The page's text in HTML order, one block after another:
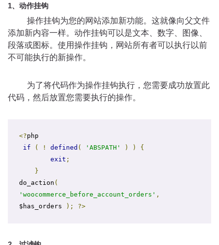
1、动作挂钩
操作挂钩为您的网站添加新功能。这就像向父文件
添加新内容一样。动作挂钩可以是文本、数字、图像、
段落或图标。使用操作挂钩，网站所有者可以执行以前
不可能执行的新操作。
为了将代码作为操作挂钩执行，您需要成功放置此
代码，然后放置您需要执行的操作。
<?php
if
( ! defined ( 'ABSPATH' ) )
{
exit ;
}
do_action (
'woocommerce_before_account_orders' ,
$has_orders
); ?>